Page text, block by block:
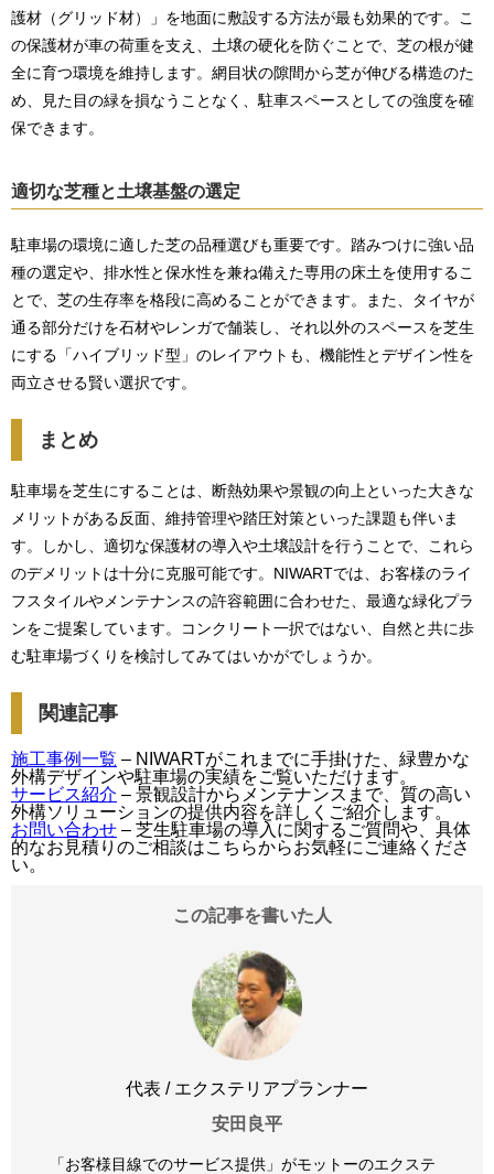
護材（グリッド材）」を地面に敷設する方法が最も効果的です。こ
の保護材が車の荷重を支え、土壌の硬化を防ぐことで、芝の根が健
全に育つ環境を維持します。網目状の隙間から芝が伸びる構造のた
め、見た目の緑を損なうことなく、駐車スペースとしての強度を確
保できます。
適切な芝種と土壌基盤の選定
駐車場の環境に適した芝の品種選びも重要です。踏みつけに強い品
種の選定や、排水性と保水性を兼ね備えた専用の床土を使用するこ
とで、芝の生存率を格段に高めることができます。また、タイヤが
通る部分だけを石材やレンガで舗装し、それ以外のスペースを芝生
にする「ハイブリッド型」のレイアウトも、機能性とデザイン性を
両立させる賢い選択です。
まとめ
駐車場を芝生にすることは、断熱効果や景観の向上といった大きな
メリットがある反面、維持管理や踏圧対策といった課題も伴いま
す。しかし、適切な保護材の導入や土壌設計を行うことで、これら
のデメリットは十分に克服可能です。NIWARTでは、お客様のライ
フスタイルやメンテナンスの許容範囲に合わせた、最適な緑化プラ
ンをご提案しています。コンクリート一択ではない、自然と共に歩
む駐車場づくりを検討してみてはいかがでしょうか。
関連記事
施工事例一覧 – NIWARTがこれまでに手掛けた、緑豊かな
外構デザインや駐車場の実績をご覧いただけます。
サービス紹介 – 景観設計からメンテナンスまで、質の高い
外構ソリューションの提供内容を詳しくご紹介します。
お問い合わせ – 芝生駐車場の導入に関するご質問や、具体
的なお見積りのご相談はこちらからお気軽にご連絡くださ
い。
この記事を書いた人
代表 / エクステリアプランナー
安田良平
「お客様目線でのサービス提供」がモットーのエクステ